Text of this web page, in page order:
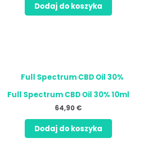
Dodaj do koszyka
Full Spectrum CBD Oil 30% 10ml
64,90 €
Dodaj do koszyka